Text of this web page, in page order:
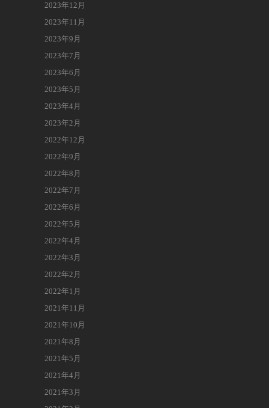
2023年12月
2023年11月
2023年9月
2023年7月
2023年6月
2023年5月
2023年4月
2023年2月
2022年12月
2022年9月
2022年8月
2022年7月
2022年6月
2022年5月
2022年4月
2022年3月
2022年2月
2022年1月
2021年11月
2021年10月
2021年8月
2021年5月
2021年4月
2021年3月